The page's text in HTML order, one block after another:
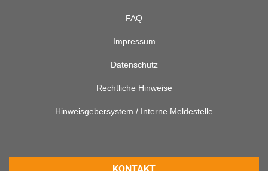
FAQ
Impressum
Datenschutz
Rechtliche Hinweise
Hinweisgebersystem / Interne Meldestelle